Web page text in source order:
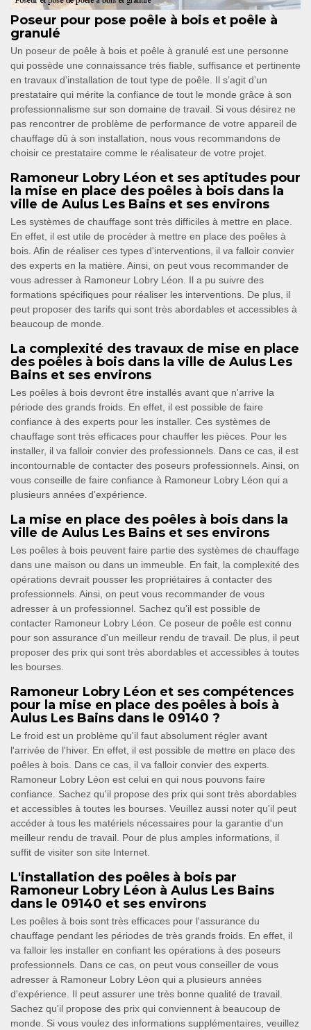
Poseur pour pose poêle à bois et poêle à
granulé
Un poseur de poêle à bois et poêle à granulé est une personne
qui possède une connaissance très fiable, suffisance et pertinente
en travaux d’installation de tout type de poêle. Il s’agit d’un
prestataire qui mérite la confiance de tout le monde grâce à son
professionnalisme sur son domaine de travail. Si vous désirez ne
pas rencontrer de problème de performance de votre appareil de
chauffage dû à son installation, nous vous recommandons de
choisir ce prestataire comme le réalisateur de votre projet.
Ramoneur Lobry Léon et ses aptitudes pour
la mise en place des poêles à bois dans la
ville de Aulus Les Bains et ses environs
Les systèmes de chauffage sont très difficiles à mettre en place.
En effet, il est utile de procéder à mettre en place des poêles à
bois. Afin de réaliser ces types d'interventions, il va falloir convier
des experts en la matière. Ainsi, on peut vous recommander de
vous adresser à Ramoneur Lobry Léon. Il a pu suivre des
formations spécifiques pour réaliser les interventions. De plus, il
peut proposer des tarifs qui sont très abordables et accessibles à
beaucoup de monde.
La complexité des travaux de mise en place
des poêles à bois dans la ville de Aulus Les
Bains et ses environs
Les poêles à bois devront être installés avant que n'arrive la
période des grands froids. En effet, il est possible de faire
confiance à des experts pour les installer. Ces systèmes de
chauffage sont très efficaces pour chauffer les pièces. Pour les
installer, il va falloir convier des professionnels. Dans ce cas, il est
incontournable de contacter des poseurs professionnels. Ainsi, on
vous conseille de faire confiance à Ramoneur Lobry Léon qui a
plusieurs années d'expérience.
La mise en place des poêles à bois dans la
ville de Aulus Les Bains et ses environs
Les poêles à bois peuvent faire partie des systèmes de chauffage
dans une maison ou dans un immeuble. En fait, la complexité des
opérations devrait pousser les propriétaires à contacter des
professionnels. Ainsi, on peut vous recommander de vous
adresser à un professionnel. Sachez qu'il est possible de
contacter Ramoneur Lobry Léon. Ce poseur de poêle est connu
pour son assurance d'un meilleur rendu de travail. De plus, il peut
proposer des prix qui sont très abordables et accessibles à toutes
les bourses.
Ramoneur Lobry Léon et ses compétences
pour la mise en place des poêles à bois à
Aulus Les Bains dans le 09140 ?
Le froid est un problème qu'il faut absolument régler avant
l'arrivée de l'hiver. En effet, il est possible de mettre en place des
poêles à bois. Dans ce cas, il va falloir convier des experts.
Ramoneur Lobry Léon est celui en qui nous pouvons faire
confiance. Sachez qu'il propose des prix qui sont très abordables
et accessibles à toutes les bourses. Veuillez aussi noter qu'il peut
accéder à tous les matériels nécessaires pour la garantie d'un
meilleur rendu de travail. Pour de plus amples informations, il
suffit de visiter son site Internet.
L'installation des poêles à bois par
Ramoneur Lobry Léon à Aulus Les Bains
dans le 09140 et ses environs
Les poêles à bois sont très efficaces pour l'assurance du
chauffage pendant les périodes de très grands froids. En effet, il
va falloir les installer en confiant les opérations à des poseurs
professionnels. Dans ce cas, on peut vous conseiller de vous
adresser à Ramoneur Lobry Léon qui a plusieurs années
d'expérience. Il peut assurer une très bonne qualité de travail.
Sachez qu'il propose des prix qui conviennent à beaucoup de
monde. Si vous voulez des informations supplémentaires, veuillez